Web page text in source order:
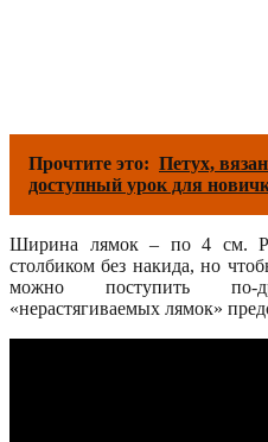
Прочтите это: Петух,
доступный урок для
Ширина лямок – по 4 см.
столбиком без накида, но
можно поступить по-
«нерастягиваемых лямок»